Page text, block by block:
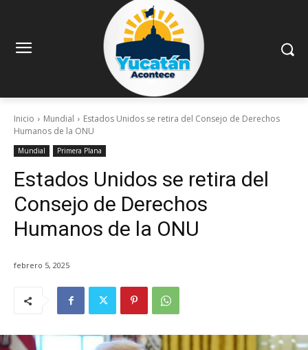
Inicio Mundial
Estados Unidos se retira del Consejo de Derechos
Humanos de la ONU
Mundial Primera Plana
Estados Unidos se retira del
Consejo de Derechos
Humanos de la ONU
febrero 5, 2025